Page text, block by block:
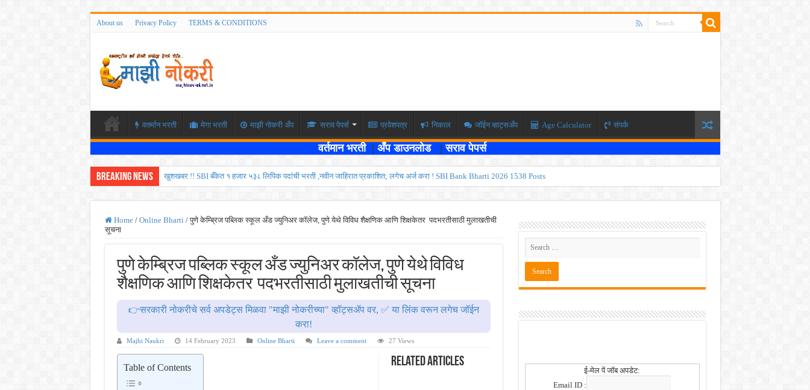
About us Privacy Policy TERMS & CONDITIONS
वतर्मान भरती मेगा भरती माझी नोकरी अँप सराव पेपर्स प्रवेशपत्र निकाल जॉईन व्हाट्सअँप Age Calculator संपर्क
वर्तमान भरती | अँप डाउनलोड |सराव पेपर्स
Breaking News खुशखबर !! SBI बँकेत १ हजार ५३८ लिपिक पदांची भरती ,नवीन जाहिरात प्रकाशित; लगेच अर्ज करा ! SBI Bank Bharti 2026 1538 Posts
ISRO मध्ये ३३६ रिक्त पदांची भरती सुरु ; पदवीधरांसाठी नोकरीची संधी ! ISRO Bharti 2026
JEE च्या परीक्षेप्रमाणे NEET ची परीक्षा दोन टप्प्यामध्ये होणार ; केंद्र सरकारचे सर्वोच्च न्यायालयात प्रतिज्ञापत्र सादर ! Like the JEE exam, the NEET exam will be conducted in two phases.
MPSC गट -क पूर्व परीक्षेचा अर्ज करण्यासाठी मुदतवाढ ; १० ऑगस्ट २०२६ अंतिम तारीख ! MPSC Bharti 2026
सर्वोच्च न्यायालयाचा निर्णय ! पदवीधर वेतनश्रेणी पुन्हा थांबली ; शिक्षकांना धाकधूक ! Teacher Bharti 2026
IBPS द्वारे ११४०३ कलर्क पदांची मोठी भरती ; बँकेत काम करण्याची सुवर्ण संधी ! IBPS Bharti 2026
महाराष्ट्रात अभियांत्रिकी प्रवेशासाठी तब्बल २ लाख १६ हजार जागा उपलब्ध ! Engineering Admission 2026
Home / Online Bharti / पुणे केम्ब्रिज पब्लिक स्कूल अँड ज्युनिअर कॉलेज, पुणे येथे विविध शैक्षणिक आणि शिक्षकेतर पदभरतीसाठी मुलाखतीची
सूचना
पुणे केम्ब्रिज पब्लिक स्कूल अँड ज्युनिअर कॉलेज, पुणे येथे विविध
शैक्षणिक आणि शिक्षकेतर पदभरतीसाठी मुलाखतीची सूचना
👉सरकारी नोकरीचे सर्व अपडेट्स मिळवा "माझी नोकरीच्या" व्हॉट्सॲप वर, ✅ या लिंक वरून लगेच जॉईन
करा!
Majhi Naukri 14 February 2023 Online Bharti Leave a comment 27 Views
Related Articles
Table of Contents
ई-मेल पें जॉब अपडेट:
Email ID :